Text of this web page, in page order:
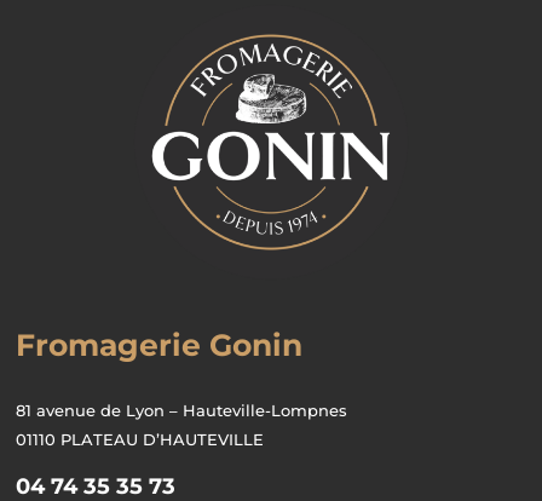
Fromagerie Gonin
81 avenue de Lyon – Hauteville-Lompnes
01110 PLATEAU D’HAUTEVILLE
04 74 35 35 73